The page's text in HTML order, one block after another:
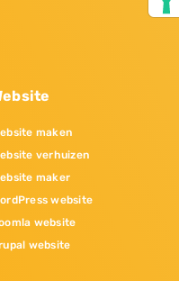
maken
verhuizen
maker
website
website
website